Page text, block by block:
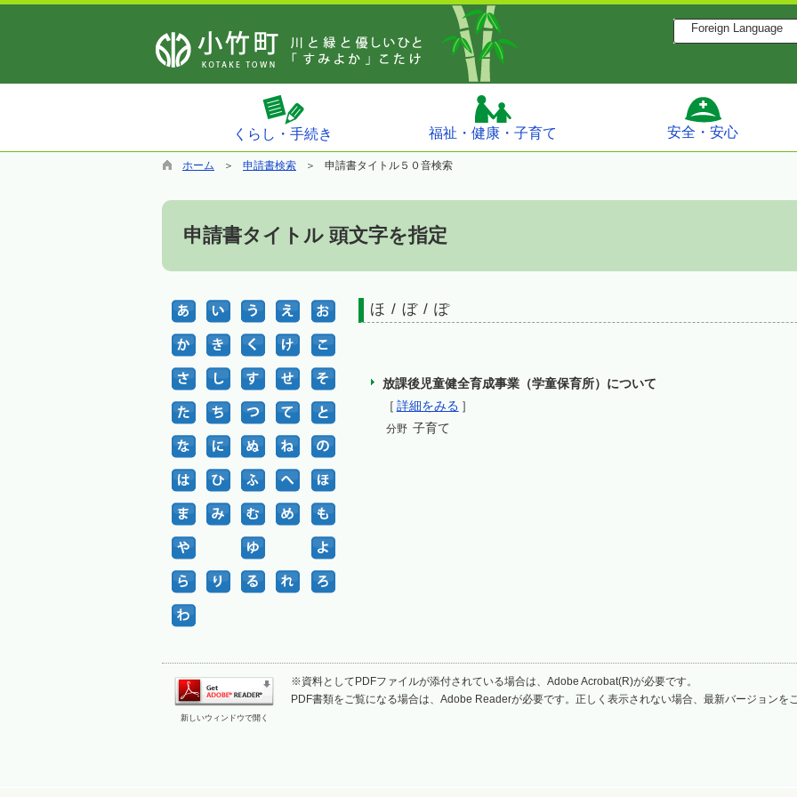
Foreign Language
くらし・手続き 福祉・健康・子育て 安全・安心
ホーム 申請書検索 申請書タイトル５０音検索
申請書タイトル 頭文字を指定
ほ / ぼ / ぽ
放課後児童健全育成事業（学童保育所）について
［ 詳細をみる ］
分野 子育て
新しいウィンドウで開く
※資料としてPDFファイルが添付されている場合は、Adobe Acrobat(R)が必要です。
PDF書類をご覧になる場合は、Adobe Readerが必要です。正しく表示されない場合、最新バージョンを